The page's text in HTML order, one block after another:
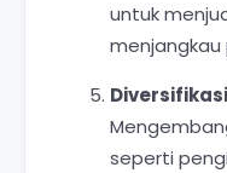
untuk
menjangkau
seperti